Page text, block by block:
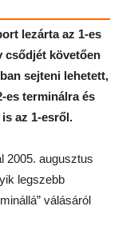
lezárta az 1-es
csődjét követően
sejteni lehetett,
es terminálra és
az 1-esről.
2005. augusztus
legszebb
válásáról